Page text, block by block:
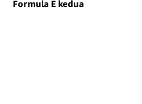
Formula E kedua